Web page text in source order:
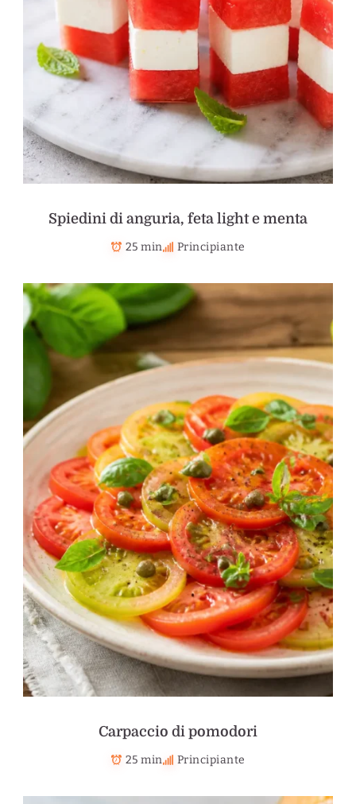
Spiedini di anguria, feta light e menta
25 min Principiante
Carpaccio di pomodori
25 min Principiante